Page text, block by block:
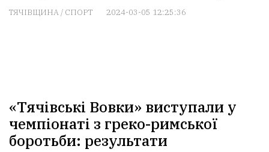
ТЯЧІВЩИНА/ СПОРТ 2024-03-05 12:25:36
«Тячівські Вовки» виступали у
чемпіонаті з греко-римської
боротьби: результати